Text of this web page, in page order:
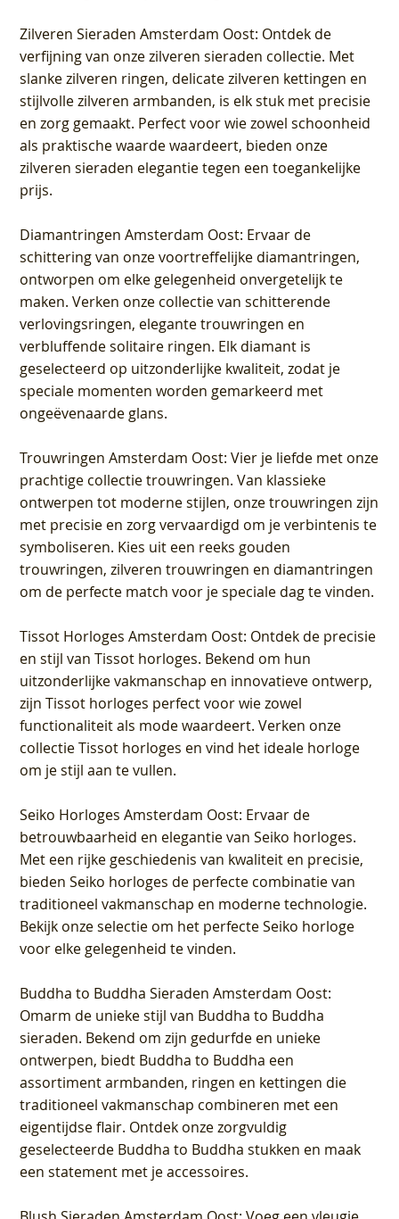
Zilveren Sieraden Amsterdam Oost: Ontdek de
verfijning van onze zilveren sieraden collectie. Met
slanke zilveren ringen, delicate zilveren kettingen en
stijlvolle zilveren armbanden, is elk stuk met precisie
en zorg gemaakt. Perfect voor wie zowel schoonheid
als praktische waarde waardeert, bieden onze
zilveren sieraden elegantie tegen een toegankelijke
prijs.
Diamantringen Amsterdam Oost: Ervaar de
schittering van onze voortreffelijke diamantringen,
ontworpen om elke gelegenheid onvergetelijk te
maken. Verken onze collectie van schitterende
verlovingsringen, elegante trouwringen en
verbluffende solitaire ringen. Elk diamant is
geselecteerd op uitzonderlijke kwaliteit, zodat je
speciale momenten worden gemarkeerd met
ongeëvenaarde glans.
Trouwringen Amsterdam Oost: Vier je liefde met onze
prachtige collectie trouwringen. Van klassieke
ontwerpen tot moderne stijlen, onze trouwringen zijn
met precisie en zorg vervaardigd om je verbintenis te
symboliseren. Kies uit een reeks gouden
trouwringen, zilveren trouwringen en diamantringen
om de perfecte match voor je speciale dag te vinden.
Tissot Horloges Amsterdam Oost: Ontdek de precisie
en stijl van Tissot horloges. Bekend om hun
uitzonderlijke vakmanschap en innovatieve ontwerp,
zijn Tissot horloges perfect voor wie zowel
functionaliteit als mode waardeert. Verken onze
collectie Tissot horloges en vind het ideale horloge
om je stijl aan te vullen.
Seiko Horloges Amsterdam Oost: Ervaar de
betrouwbaarheid en elegantie van Seiko horloges.
Met een rijke geschiedenis van kwaliteit en precisie,
bieden Seiko horloges de perfecte combinatie van
traditioneel vakmanschap en moderne technologie.
Bekijk onze selectie om het perfecte Seiko horloge
voor elke gelegenheid te vinden.
Buddha to Buddha Sieraden Amsterdam Oost:
Omarm de unieke stijl van Buddha to Buddha
sieraden. Bekend om zijn gedurfde en unieke
ontwerpen, biedt Buddha to Buddha een
assortiment armbanden, ringen en kettingen die
traditioneel vakmanschap combineren met een
eigentijdse flair. Ontdek onze zorgvuldig
geselecteerde Buddha to Buddha stukken en maak
een statement met je accessoires.